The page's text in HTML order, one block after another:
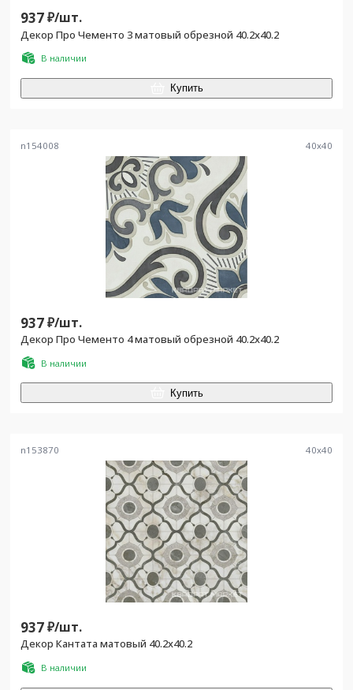
937₽/шт.
Декор Про Чементо 3 матовый обрезной 40.2x40.2
В наличии
Купить
n154008 40x40
937₽/шт.
Декор Про Чементо 4 матовый обрезной 40.2x40.2
В наличии
Купить
n153870 40x40
937₽/шт.
Декор Кантата матовый 40.2x40.2
В наличии